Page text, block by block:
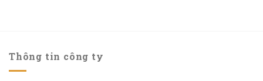
Thông tin công ty